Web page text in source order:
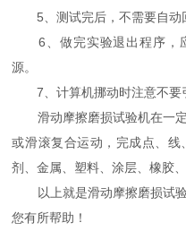
5、测试完后，不需要自动
6、做完实验退出程序，应
源。
7、计算机挪动时注意不要
滑动摩擦磨损试验机在一定
或滑滚复合运动，完成点、
剂、金属、塑料、涂层、橡胶
以上就是滑动摩擦磨损试验
您有所帮助！